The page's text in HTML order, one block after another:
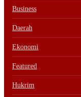
Business
Daerah
Ekonomi
Featured
Hukrim